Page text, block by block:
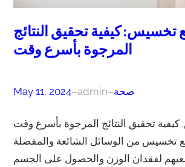
تخسيس: كيفية تحقيق النتائج
المرجوة بأسرع وقت
May 11, 2024–admin–صحة
تحقيق النتائج المرجوة بأسرع وقت
تخسيس من الوسائل الشائعة والمفضلة
لفقدان الوزن والحصول على الجسم